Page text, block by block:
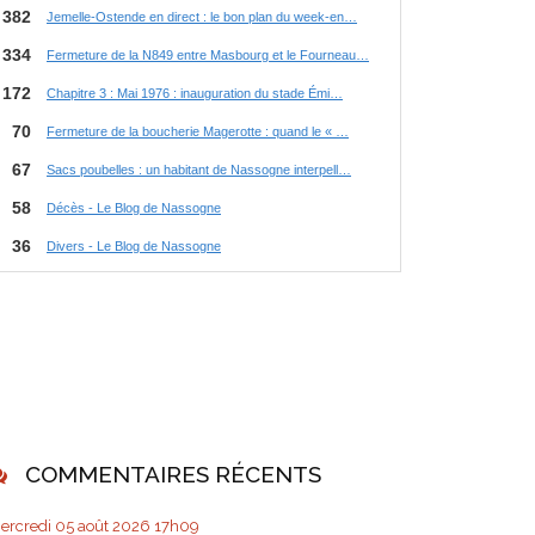
COMMENTAIRES RÉCENTS
05 août 2026 17h09